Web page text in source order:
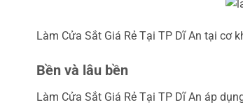
Làm Cửa Sắt Giá Rẻ Tại TP Dĩ An tại cơ
Bền và lâu bền
Làm Cửa Sắt Giá Rẻ Tại TP Dĩ An áp